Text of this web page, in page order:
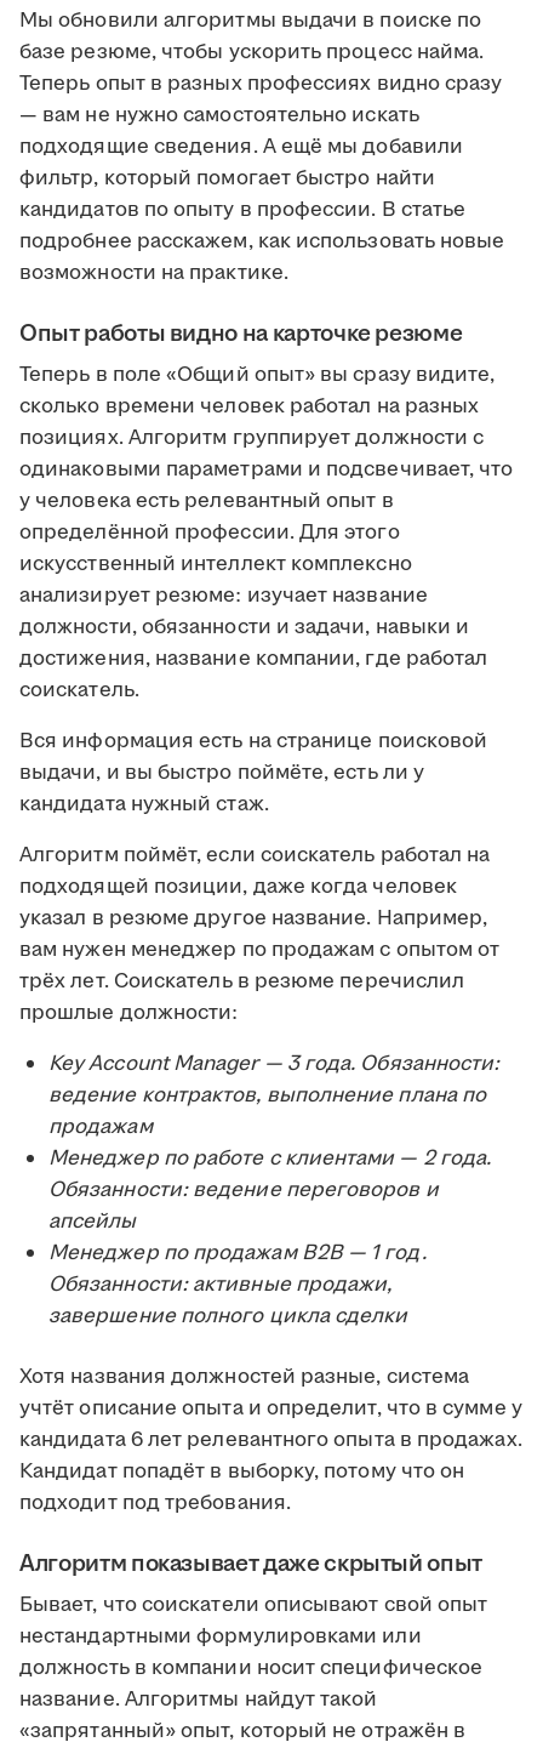
Мы обновили алгоритмы выдачи в поиске по
базе резюме, чтобы ускорить процесс найма.
Теперь опыт в разных профессиях видно сразу
— вам не нужно самостоятельно искать
подходящие сведения. А ещё мы добавили
фильтр, который помогает быстро найти
кандидатов по опыту в профессии. В статье
подробнее расскажем, как использовать новые
возможности на практике.
Опыт работы видно на карточке резюме
Теперь в поле «Общий опыт» вы сразу видите,
сколько времени человек работал на разных
позициях. Алгоритм группирует должности с
одинаковыми параметрами и подсвечивает, что
у человека есть релевантный опыт в
определённой профессии. Для этого
искусственный интеллект комплексно
анализирует резюме: изучает название
должности, обязанности и задачи, навыки и
достижения, название компании, где работал
соискатель.
Вся информация есть на странице поисковой
выдачи, и вы быстро поймёте, есть ли у
кандидата нужный стаж.
Алгоритм поймёт, если соискатель работал на
подходящей позиции, даже когда человек
указал в резюме другое название. Например,
вам нужен менеджер по продажам с опытом от
трёх лет. Соискатель в резюме перечислил
прошлые должности:
Key Account Manager — 3 года. Обязанности:
ведение контрактов, выполнение плана по
продажам
Менеджер по работе с клиентами — 2 года.
Обязанности: ведение переговоров и
апсейлы
Менеджер по продажам B2B — 1 год.
Обязанности: активные продажи,
завершение полного цикла сделки
Хотя названия должностей разные, система
учтёт описание опыта и определит, что в сумме у
кандидата 6 лет релевантного опыта в продажах.
Кандидат попадёт в выборку, потому что он
подходит под требования.
Алгоритм показывает даже скрытый опыт
Бывает, что соискатели описывают свой опыт
нестандартными формулировками или
должность в компании носит специфическое
название. Алгоритмы найдут такой
«запрятанный» опыт, который не отражён в